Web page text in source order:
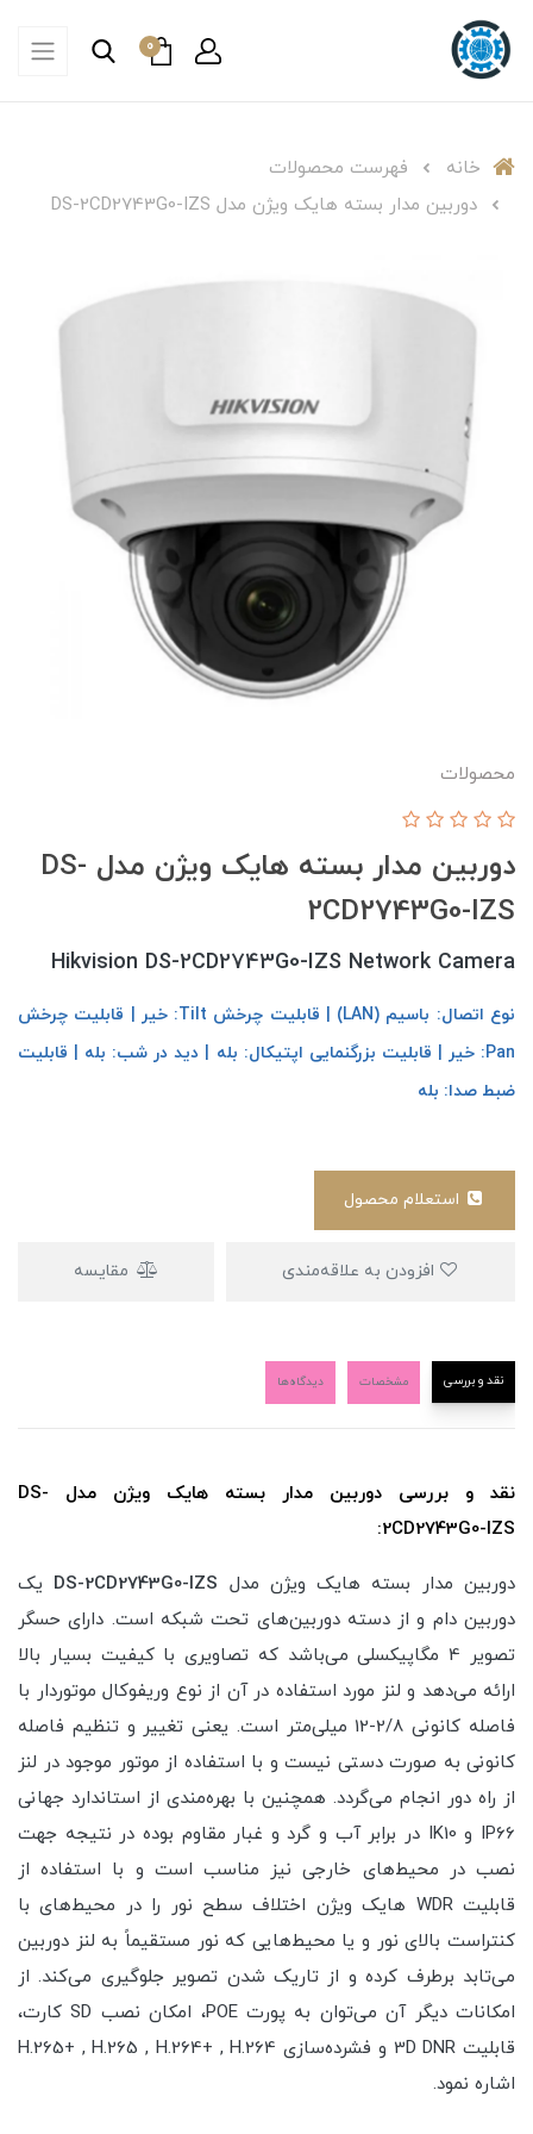
0
خانه
فهرست محصولات
دوربین مدار بسته هایک ویژن مدل DS-2CD2743G0-IZS
محصولات
دوربین مدار بسته هایک ویژن مدل DS-
2CD2743G0-IZS
Hikvision DS-2CD2743G0-IZS Network Camera
نوع اتصال: باسیم (LAN) | قابلیت چرخش Tilt: خیر | قابلیت چرخش
Pan: خیر | قابلیت بزرگنمایی اپتیکال: بله | دید در شب: بله | قابلیت
ضبط صدا: بله
مقایسه
نقد و بررسی مشخصات دیدگاه‌ها
نقد و بررسی دوربین مدار بسته هایک ویژن مدل DS-
2CD2743G0-IZS:
دوربین مدار بسته هایک ویژن مدل DS-2CD2743G0-IZS یک
دوربین دام و از دسته دوربین‌های تحت شبکه است. دارای حسگر
تصویر 4 مگاپیکسلی می‌باشد که تصاویری با کیفیت بسیار بالا
ارائه می‌دهد و لنز مورد استفاده در آن از نوع وریفوکال موتوردار با
فاصله کانونی 2/8-12 میلی‌متر است. یعنی تغییر و تنظیم فاصله
کانونی به صورت دستی نیست و با استفاده از موتور موجود در لنز
از راه دور انجام می‌گردد. همچنین با بهره‌مندی از استاندارد جهانی
IP66 و IK10 در برابر آب و گرد و غبار مقاوم بوده در نتیجه جهت
نصب در محیط‌های خارجی نیز مناسب است و با استفاده از
قابلیت WDR هایک ویژن اختلاف سطح نور را در محیط‌های با
کنتراست بالای نور و یا محیط‌هایی که نور مستقیماً به لنز دوربین
می‌تابد برطرف کرده و از تاریک شدن تصویر جلوگیری می‌کند. از
امکانات دیگر آن می‌توان به پورت POE، امکان نصب SD کارت،
قابلیت 3D DNR و فشرده‌سازی H.265+ , H.265 , H.264+ , H.264
اشاره نمود.